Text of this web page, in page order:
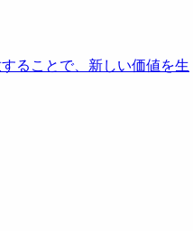
ることで、新しい価値を生